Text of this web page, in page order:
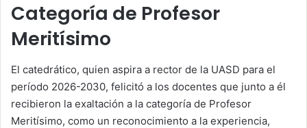
Categoría de Profesor
Meritísimo
El catedrático, quien aspira a rector de la UASD para el
período 2026-2030, felicitó a los docentes que junto a él
recibieron la exaltación a la categoría de Profesor
Meritísimo, como un reconocimiento a la experiencia,